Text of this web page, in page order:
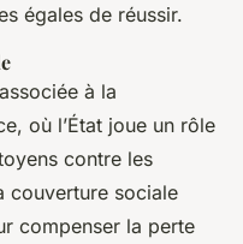
égales de réussir.
à la
où l’État joue un rôle
contre les
couverture sociale
compenser la perte